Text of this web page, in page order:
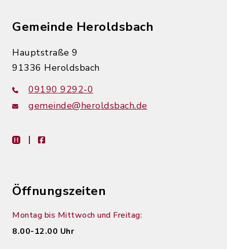
Gemeinde Heroldsbach
Hauptstraße 9
91336 Heroldsbach
09190 9292-0
gemeinde@heroldsbach.de
heimat-infofacebook
Öffnungszeiten
Montag bis Mittwoch und Freitag:
8.00-12.00 Uhr